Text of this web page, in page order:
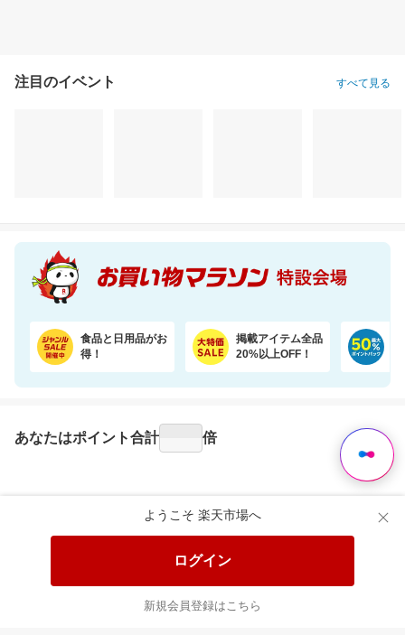
ようこそ 楽天市場へ
ログイン
新規会員登録はこちら
注目のイベント すべて見る
食品と日用品がお
得！
掲載アイテム全品
20%以上OFF！
あなたはポイント合計 倍